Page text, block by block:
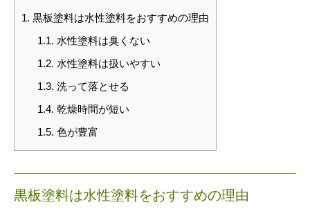
1. 黒板塗料は水性塗料をおすすめの理由
1.1. 水性塗料は臭くない
1.2. 水性塗料は扱いやすい
1.3. 洗って落とせる
1.4. 乾燥時間が短い
1.5. 色が豊富
黒板塗料は水性塗料をおすすめの理由